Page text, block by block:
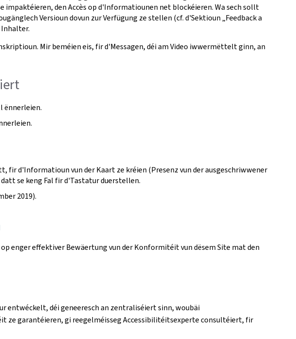
den Accès op d'Informatiounen net blockéieren. Wa sech sollt
Versioun dovun zur Verfügung ze stellen (cf. d'Sektioun „Feedback a
Mir beméien eis, fir d'Messagen, déi am Video iwwermëttelt ginn, an
ënnerleien.
d'Informatioun vun der Kaart ze kréien (Presenz vun der ausgeschriwwener
se keng Fal fir d'Tastatur duerstellen.
2019).
enger effektiver Bewäertung vun der Konformitéit vun dësem Site mat den
entwéckelt, déi geneeresch an zentraliséiert sinn, woubäi
ze garantéieren, gi reegelméisseg Accessibilitéitsexperte consultéiert, fir